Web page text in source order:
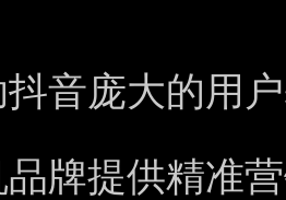
抖音庞大的用
牌提供精准